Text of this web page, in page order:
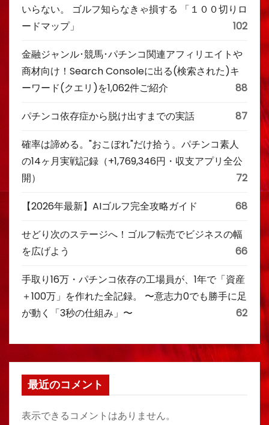
いらない。 ゴルフ知らなきゃ損する 「１００切りロ
ードマップ」
102
金融ジャンル･競馬･パチンコ関連アフィリエイトや
商材向け！Search Consoleに出る(検索された)キ
ーワード(クエリ)を1,062件ご紹介
88
パチンコ依存症から脱け出すまでの実話 87
確率は諦める。"おこぼれ"だけ拾う。パチンコ素人
の14ヶ月実戦記録（+1,769,346円・収支アプリ全公
開）
72
【2026年最新】AIゴルフ完全攻略ガイド 68
せどり次のステージへ！ゴルフ転売でビジネスの幅
を広げよう
66
手取り16万・パチンコ依存の工場員が、1年で「資産
＋100万」を作れた全記録。 〜意志力0でも勝手に足
が動く「3秒の仕組み」〜
62
最近のコメント
表示できるコメントはありません。